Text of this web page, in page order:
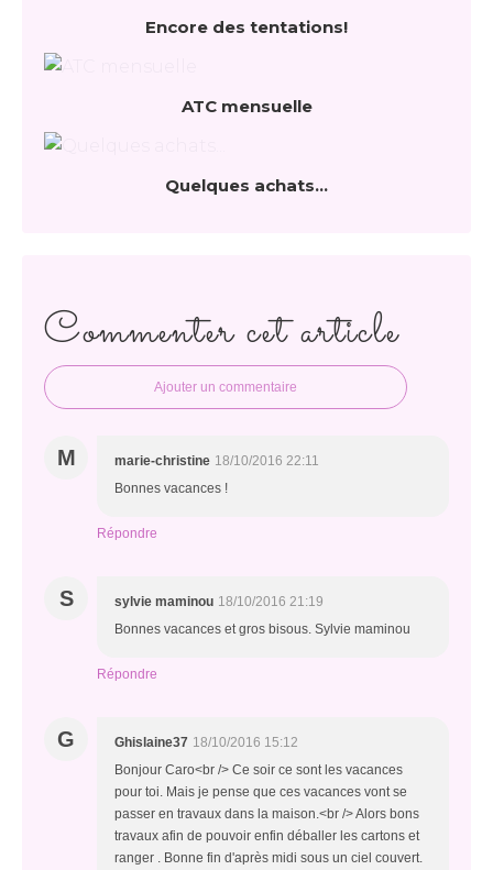
Encore des tentations!
ATC mensuelle
Quelques achats...
Commenter cet article
Ajouter un commentaire
M marie-christine 18/10/2016 22:11
Bonnes vacances !
Répondre
S sylvie maminou 18/10/2016 21:19
Bonnes vacances et gros bisous. Sylvie maminou
Répondre
G Ghislaine37 18/10/2016 15:12
Bonjour Caro<br /> Ce soir ce sont les vacances
pour toi. Mais je pense que ces vacances vont se
passer en travaux dans la maison.<br /> Alors bons
travaux afin de pouvoir enfin déballer les cartons et
ranger . Bonne fin d'après midi sous un ciel couvert.